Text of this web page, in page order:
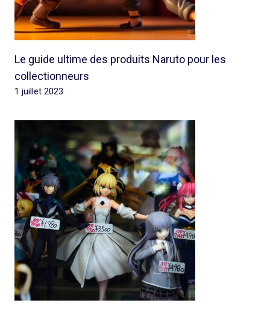
Le guide ultime des produits Naruto pour les
collectionneurs
1 juillet 2023